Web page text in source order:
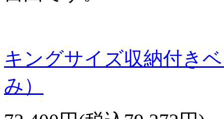
キングサイズ収納付き
み）